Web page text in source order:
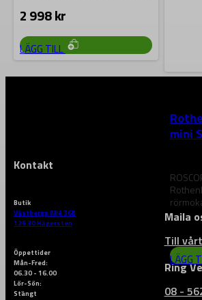
2 998kr
LÄGG TILL
mini
eller i
2
LÄGG
Kontakt
Butik
Västberga Allé 36B
126 30 Hägersten
Maila
Till
Öppettider
Mån-Fred:
06.30 - 16.00
Lör-Sön:
Stängt
Ring
08 -